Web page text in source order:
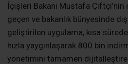
İçişleri Bakanı Mustafa
geçen ve bakanlık bünyesinde
geliştirilen uygulama, kısa
hızla yaygınlaşarak 800 bin
yönetimini tamamen